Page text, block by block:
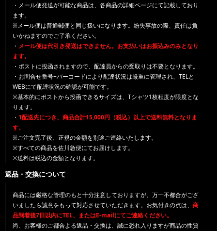
・メール便発送が可能な商品は、各商品の詳細ページにて記載しており
ます。
※メール便は普通郵便と同じ扱いになります。紛失事故の際、責任は負
いかねますのでご了承ください。
・ メール便は代引き発送はできません。お支払いはお振込みのみとなり
ます。
・ポストに投函されますので、配達員からの受取りは不要となります。
・お問合せ番号+バーコードにより配達状況は厳重に管理され、TELと
WEBにて配達状況の確認が可能です。
※基本的にポストから投函できるサイズは、Tシャツ1枚程度が限度とな
ります。
・ 1配送先につき、商品合計15,000円（税込）以上で送料無料となりま
す。
※ご注文完了後、正規の金額を別途ご連絡いたします。
※すべての商品を佐川急便にてお届けします。
※送料は税込の金額となります。
返品・交換について
商品には厳格な管理のもと十分注意しておりますが、万一不都合がござ
いましたら誠意をもって対応させていただきます。お気付きの点は、 商
品到着後7日以内にTEL、またはE-mailにてご連絡ください。
尚、お客様のご都合よる返品・交換は、誠に恐れ入りますが商品の性質